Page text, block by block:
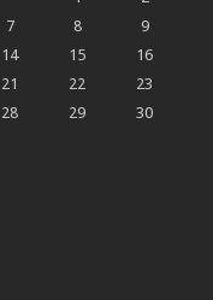
7 8
9
14 15
16
21 22
23
28 29
30